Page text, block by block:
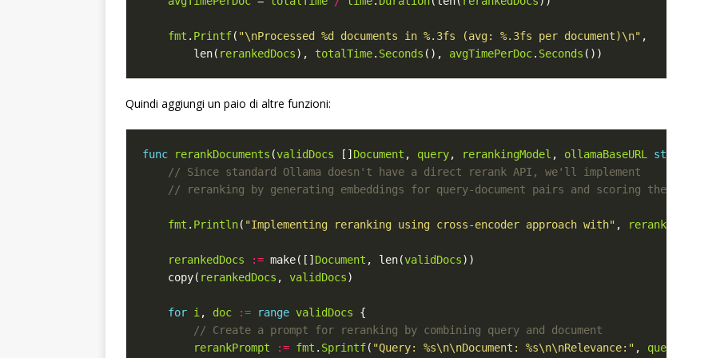
fmt . Printf( "\nProcessed %d documents in %.3fs (avg: %.3fs per document)\n"
		len(
rerankedDocs), totalTime. Seconds (), avgTimePerDoc. Seconds
Quindi aggiungi un paio di altre funzioni:
func rerankDocuments (validDocs [] Document , query, rerankingModel , ollamaBaseURL string
fmt . Println( "Implementing reranking using cross-encoder approach with" , rerankingModel
rerankedDocs := make([] Document , len(validDocs
	copy(
rerankedDocs , validDocs
for i , doc := range validDocs
rerankPrompt
:= fmt . Sprintf( "Query: %s\n\nDocument: %s\n\nRelevance:" , query